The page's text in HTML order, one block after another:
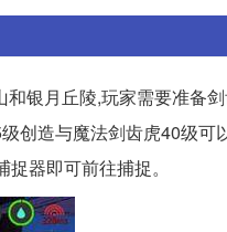
银月丘陵,玩家需要准备
创造与魔法剑齿虎40级
器即可前往捕捉。